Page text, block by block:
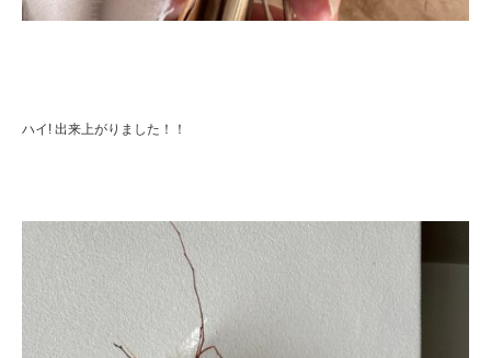
ハイ! 出来上がりました！！